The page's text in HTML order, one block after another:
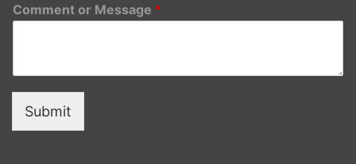
Comment or Message *
Submit